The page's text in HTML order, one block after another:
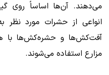
می‌دهند. آن‌ها اساساً روی
انواعی از حشرات مورد نظر
آفت‌کش‌ها و حشره‌کش‌ها با
مزارع استفاده می‌شوند.